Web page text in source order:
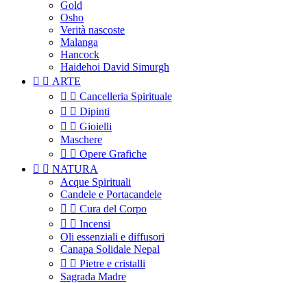
Gold
Osho
Verità nascoste
Malanga
Hancock
Haidehoi David Simurgh
  ARTE
  Cancelleria Spirituale
  Dipinti
  Gioielli
Maschere
  Opere Grafiche
  NATURA
Acque Spirituali
Candele e Portacandele
  Cura del Corpo
  Incensi
Oli essenziali e diffusori
Canapa Solidale Nepal
  Pietre e cristalli
Sagrada Madre